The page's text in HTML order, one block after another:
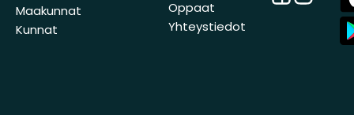
Maakunnat
Kunnat
Oppaat
Yhteystiedot